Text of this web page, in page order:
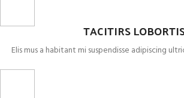
TACITIRS
Elis mus a habitant mi suspendisse adipiscing